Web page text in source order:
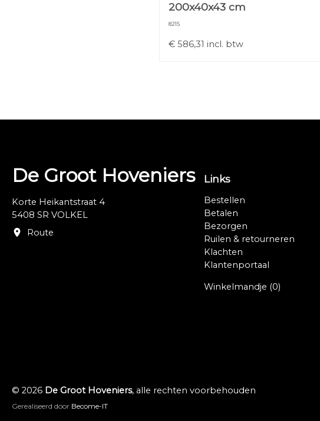
200x40x43 cm
8215
€ 586,31 incl. btw
De Groot Hoveniers
Korte Heikantstraat 4
5408 SR VOLKEL
Route
Links
Bestellen
Betalen
Bezorgen
Ruilen & retourneren
Klachten
Klantenportaal
Winkelmandje (0)
© 2026 De Groot Hoveniers, alle rechten voorbehouden
Gerealiseerd door Become-IT